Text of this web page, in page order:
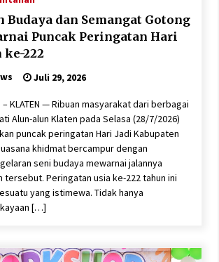
Budaya dan Semangat Gotong
Puncak Peringatan Hari
ke-222
Juli 29, 2026
KLATEN — Ribuan masyarakat dari berbagai
Alun-alun Klaten pada Selasa (28/7/2026)
puncak peringatan Hari Jadi Kabupaten
khidmat bercampur dengan
seni budaya mewarnai jalannya
tersebut. Peringatan usia ke-222 tahun ini
yang istimewa. Tidak hanya
[…]